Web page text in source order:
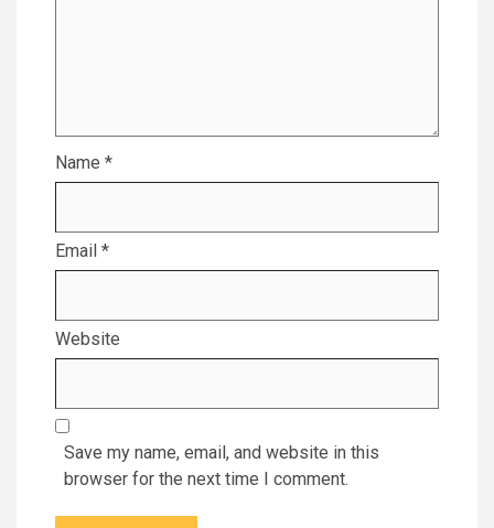
Name *
Email *
Website
Save my name, email, and website in this
browser for the next time I comment.